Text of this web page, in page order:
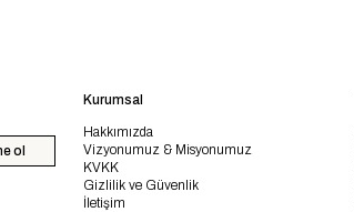
ol
Kurumsal
Hakkımızda
Vizyonumuz & Misyonumuz
KVKK
Gizlilik ve Güvenlik
İletişim